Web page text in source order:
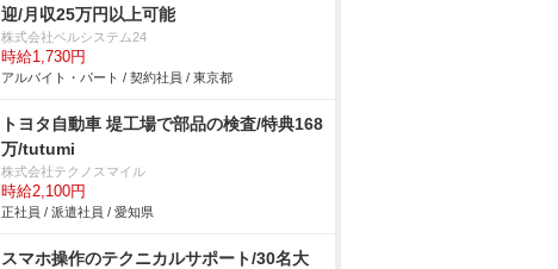
迎/月収25万円以上可能
株式会社ベルシステム24
時給1,730円
アルバイト・パート / 契約社員 / 東京都
トヨタ自動車 堤工場で部品の検査/特典168
万/tutumi
株式会社テクノスマイル
時給2,100円
正社員 / 派遣社員 / 愛知県
スマホ操作のテクニカルサポート/30名大